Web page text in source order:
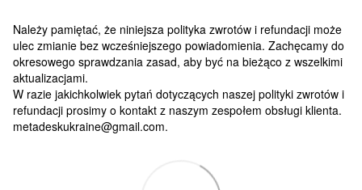
Należy pamiętać, że niniejsza polityka zwrotów i refundacji może
ulec zmianie bez wcześniejszego powiadomienia. Zachęcamy do
okresowego sprawdzania zasad, aby być na bieżąco z wszelkimi
aktualizacjami.
W razie jakichkolwiek pytań dotyczących naszej polityki zwrotów i
refundacji prosimy o kontakt z naszym zespołem obsługi klienta.
metadeskukraine@gmail.com.